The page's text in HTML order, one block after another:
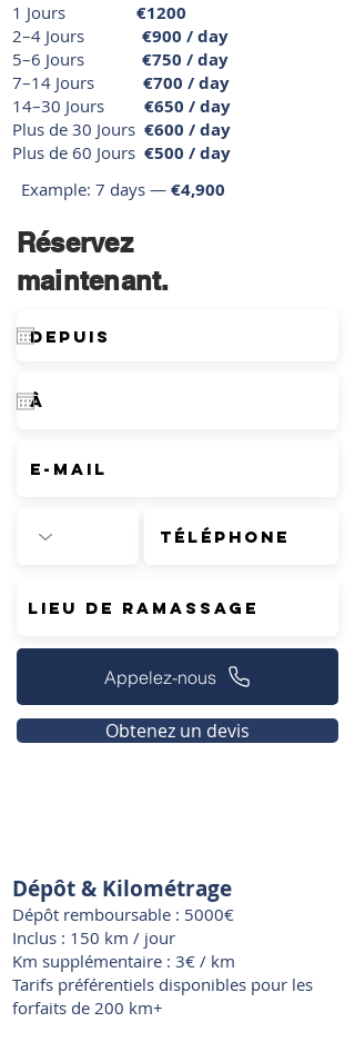
1 Jours €1200
2–4 Jours €900 / day
5–6 Jours €750 / day
7–14 Jours €700 / day
14–30 Jours €650 / day
Plus de 30 Jours €600 / day
Plus de 60 Jours €500 / day
Example: 7 days — €4,900
Réservez
maintenant.
Appelez-nous
Obtenez un devis
Dépôt & Kilométrage
Dépôt remboursable : 5000€
Inclus : 150 km / jour
Km supplémentaire : 3€ / km
Tarifs préférentiels disponibles pour les
forfaits de 200 km+